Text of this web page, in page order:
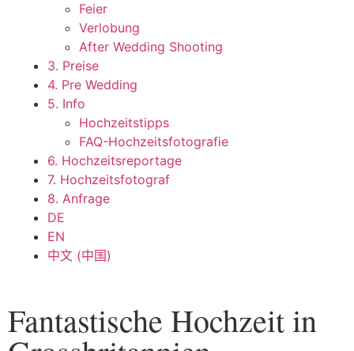
Feier
Verlobung
After Wedding Shooting
3. Preise
4. Pre Wedding
5. Info
Hochzeitstipps
FAQ-Hochzeitsfotografie
6. Hochzeitsreportage
7. Hochzeitsfotograf
8. Anfrage
DE
EN
中文 (中国)
Fantastische Hochzeit in